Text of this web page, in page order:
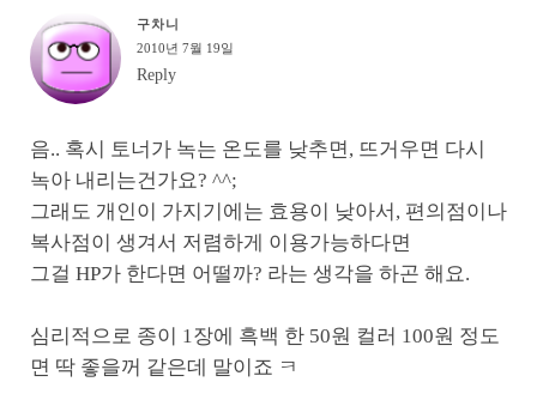
구차니
2010년 7월 19일
Reply
음.. 혹시 토너가 녹는 온도를 낮추면, 뜨거우면 다시
녹아 내리는건가요? ^^;
그래도 개인이 가지기에는 효용이 낮아서, 편의점이나
복사점이 생겨서 저렴하게 이용가능하다면
그걸 HP가 한다면 어떨까? 라는 생각을 하곤 해요.
심리적으로 종이 1장에 흑백 한 50원 컬러 100원 정도
면 딱 좋을꺼 같은데 말이죠 ㅋ